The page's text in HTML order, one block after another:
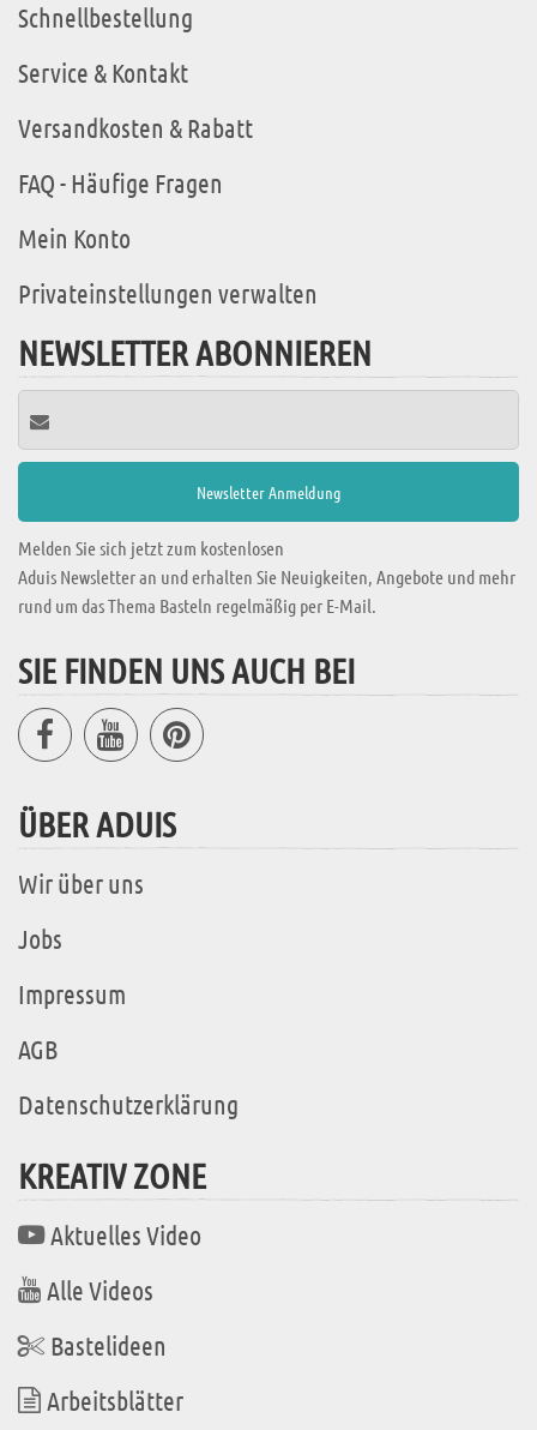
Schnellbestellung
Service & Kontakt
Versandkosten & Rabatt
FAQ - Häufige Fragen
Mein Konto
Privateinstellungen verwalten
NEWSLETTER ABONNIEREN
Melden Sie sich jetzt zum kostenlosen
Aduis Newsletter an und erhalten Sie Neuigkeiten, Angebote und mehr
rund um das Thema Basteln regelmäßig per E-Mail.
SIE FINDEN UNS AUCH BEI
ÜBER ADUIS
Wir über uns
Jobs
Impressum
AGB
Datenschutzerklärung
KREATIV ZONE
Aktuelles Video
Alle Videos
Bastelideen
Arbeitsblätter